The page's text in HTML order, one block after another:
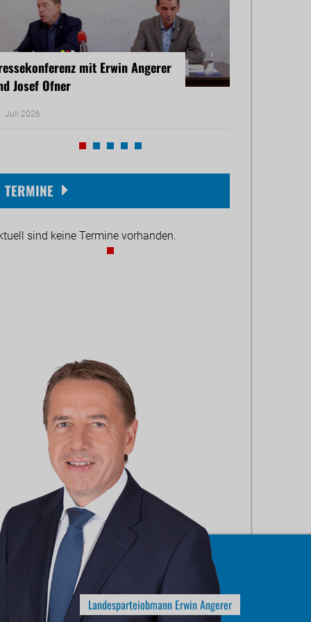
mit Erwin Angerer
Josef Ofner
Juli 2026
Michael Reiner
TERMINE
sind keine Termine vorhanden.
Landesparteiobmann Erwin Angerer